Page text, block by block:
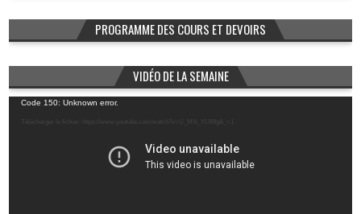
PROGRAMME DES COURS ET DEVOIRS
VIDÉO DE LA SEMAINE
Lecteur
vidéo
Code 150: Unknown error.
Télécharger le fichier: https://www.youtube.com/watch?v=U_MN_YL99Ig&_=1